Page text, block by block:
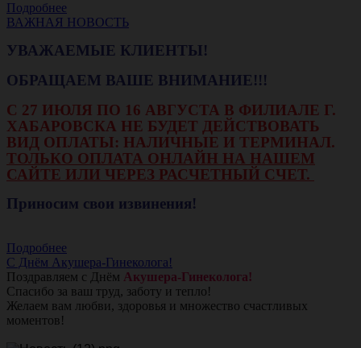
Подробнее
ВАЖНАЯ НОВОСТЬ
УВАЖАЕМЫЕ КЛИЕНТЫ!
ОБРАЩАЕМ ВАШЕ ВНИМАНИЕ!!!
С 27 ИЮЛЯ ПО 16 АВГУСТА В ФИЛИАЛЕ Г.
ХАБАРОВСКА НЕ БУДЕТ ДЕЙСТВОВАТЬ
ВИД ОПЛАТЫ: НАЛИЧНЫЕ И ТЕРМИНАЛ.
ТОЛЬКО ОПЛАТА ОНЛАЙН НА НАШЕМ
САЙТЕ ИЛИ ЧЕРЕЗ РАСЧЕТНЫЙ СЧЕТ.
Приносим свои извинения!
Подробнее
С Днём Акушера-Гинеколога!
Поздравляем с Днём Акушера-Гинеколога!
Спасибо за ваш труд, заботу и тепло!
Желаем вам любви, здоровья и множество счастливых
моментов!